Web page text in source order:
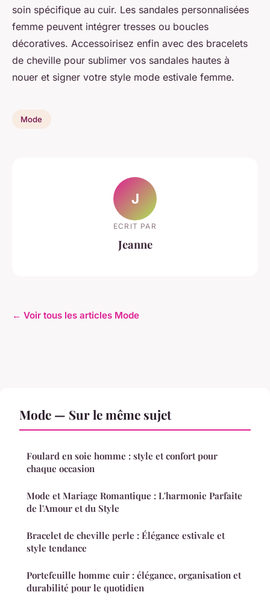
soin spécifique au cuir. Les sandales personnalisées
femme peuvent intégrer tresses ou boucles
décoratives. Accessoirisez enfin avec des bracelets
de cheville pour sublimer vos sandales hautes à
nouer et signer votre style mode estivale femme.
Mode
J
ECRIT PAR
Jeanne
← Voir tous les articles Mode
Mode — Sur le même sujet
Foulard en soie homme : style et confort pour
chaque occasion
Mode et Mariage Romantique : L'harmonie Parfaite
de l'Amour et du Style
Bracelet de cheville perle : Élégance estivale et
style tendance
Portefeuille homme cuir : élégance, organisation et
durabilité pour le quotidien